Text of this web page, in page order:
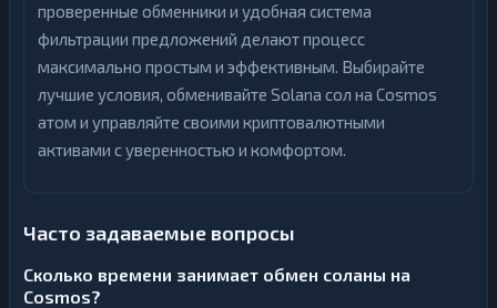
проверенные обменники и удобная система
фильтрации предложений делают процесс
максимально простым и эффективным. Выбирайте
лучшие условия, обменивайте Solana сол на Cosmos
атом и управляйте своими криптовалютными
активами с уверенностью и комфортом.
Часто задаваемые вопросы
Сколько времени занимает обмен соланы на
Cosmos?